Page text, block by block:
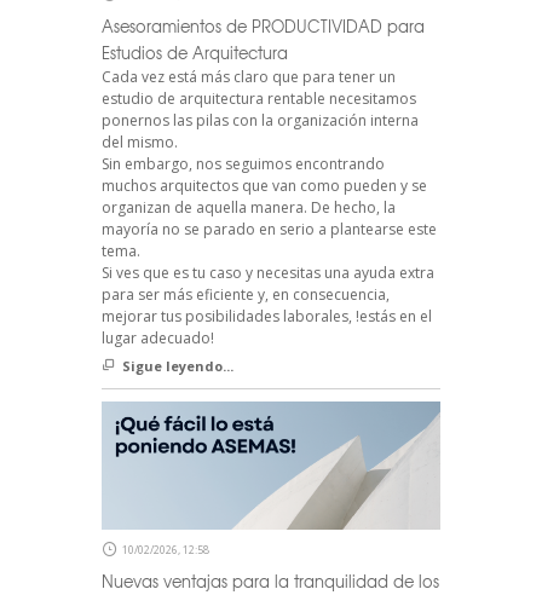
Asesoramientos de PRODUCTIVIDAD para
Estudios de Arquitectura
Cada vez está más claro que para tener un
estudio de arquitectura rentable necesitamos
ponernos las pilas con la organización interna
del mismo.
Sin embargo, nos seguimos encontrando
muchos arquitectos que van como pueden y se
organizan de aquella manera. De hecho, la
mayoría no se parado en serio a plantearse este
tema.
Si ves que es tu caso y necesitas una ayuda extra
para ser más eficiente y, en consecuencia,
mejorar tus posibilidades laborales, !estás en el
lugar adecuado!
Sigue leyendo...
10/02/2026, 12:58
Nuevas ventajas para la tranquilidad de los